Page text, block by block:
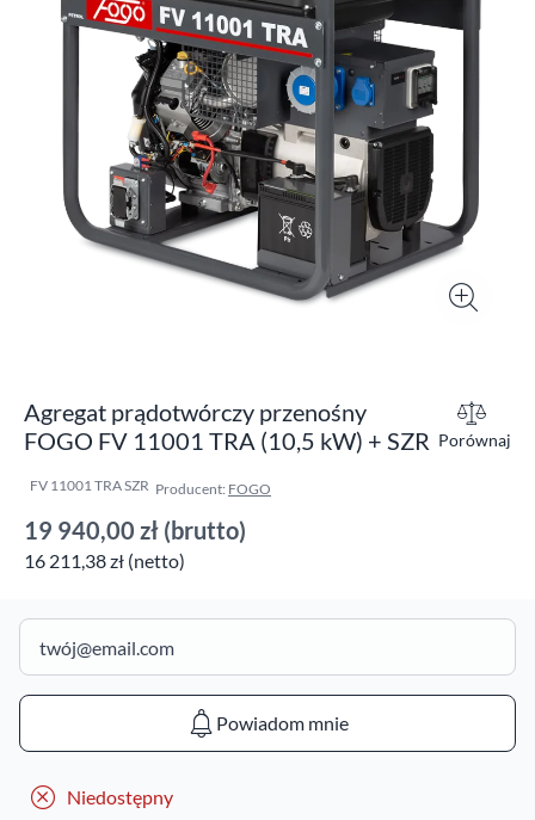
Agregat prądotwórczy przenośny
FOGO FV 11001 TRA (10,5 kW) + SZR Porównaj
FV 11001 TRA SZR Producent: FOGO
19 940,00 zł (brutto)
16 211,38 zł (netto)
Powiadom mnie
Niedostępny